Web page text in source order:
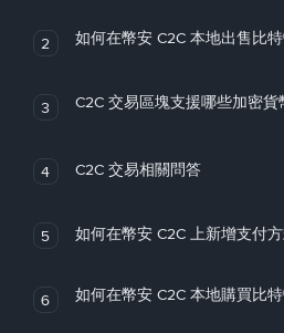
2 如何在幣安 C2C 本地出售比特
3 C2C 交易區塊支援哪些加密貨
4 C2C 交易相關問答
5 如何在幣安 C2C 上新增支付方
6 如何在幣安 C2C 本地購買比特